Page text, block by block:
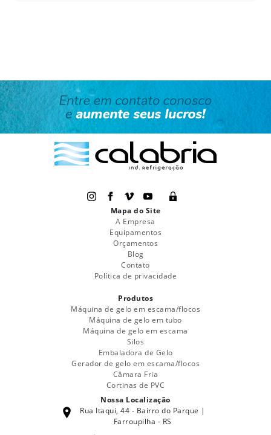
Mapa do Site
A Empresa
Equipamentos
Orçamentos
Blog
Contato
Política de privacidade
Produtos
Máquina de gelo em escama/flocos
Máquina de gelo em tubo
Máquina de gelo em escama
Silos
Embaladora de Gelo
Gerador de gelo em escama/flocos
Câmara Fria
Cortinas de PVC
Nossa Localização
Rua Itaqui, 44 - Bairro do Parque |
Farroupilha - RS